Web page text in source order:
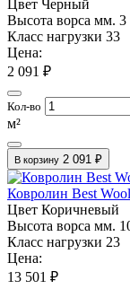
Цвет Черный
Высота ворса мм. 3
Класс нагрузки 33
Цена:
2 091 ₽
Кол-во
м²
В корзину 2 091 ₽
Ковролин Best
Цвет Коричневый
Высота ворса мм.
Класс нагрузки 23
Цена:
13 501 ₽